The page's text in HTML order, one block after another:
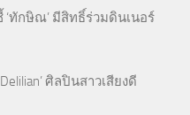
‘ทักษิณ’ มีสิทธิ์ร่วมดินเนอร์
ศิลปินสาวเสียงดี